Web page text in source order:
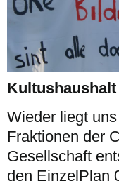
Kultushaushalt
Wieder liegt
Fraktionen der
Gesellschaft
den EinzelPlan